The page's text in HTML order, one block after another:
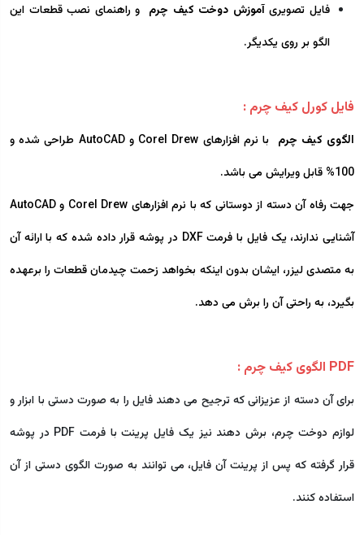
فایل تصویریآموزش دوخت کیف چرم و راهنمای نصب قطعات این
الگو بر روی یکدیگر.
فایل کورل کیف چرم :
الگوی کیف چرم
با نرم افزارهای Corel Drew و AutoCAD طراحی شده و
100% قابل ویرایش می باشد.
جهت رفاه آن دسته از دوستانی که با نرم افزارهای Corel Drew و AutoCAD
آشنایی ندارند، یک فایل با فرمت DXF در پوشه قرار داده شده که با ارائه آن
به متصدی لیزر، ایشان بدون اینکه بخواهد زحمت چیدمان قطعات را برعهده
بگیرد، به راحتی آن را برش می دهد.
PDF الگوی کیف چرم :
برای آن دسته از عزیزانی که ترجیح می دهند فایل را به صورت دستی با ابزار و
لوازم دوخت چرم، برش دهند نیز یک فایل پرینت با فرمت PDF در پوشه
قرار گرفته که پس از پرینت آن فایل، می توانند به صورت الگوی دستی از آن
استفاده کنند.